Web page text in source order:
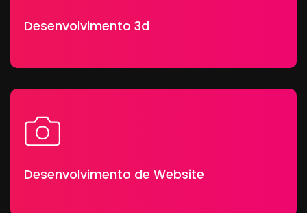
Desenvolvimento 3d
Desenvolvimento de Website